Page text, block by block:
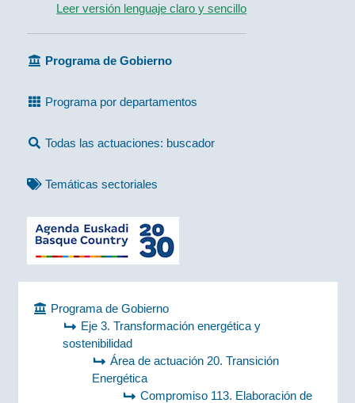
Leer versión lenguaje claro y sencillo
Programa de Gobierno
Programa por departamentos
Todas las actuaciones: buscador
Temáticas sectoriales
Programa de Gobierno
Eje 3. Transformación energética y
sostenibilidad
Área de actuación 20. Transición
Energética
Compromiso 113. Elaboración de